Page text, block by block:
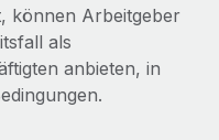
HR & Compliance
können Arbeitgeber
als
anbieten, in